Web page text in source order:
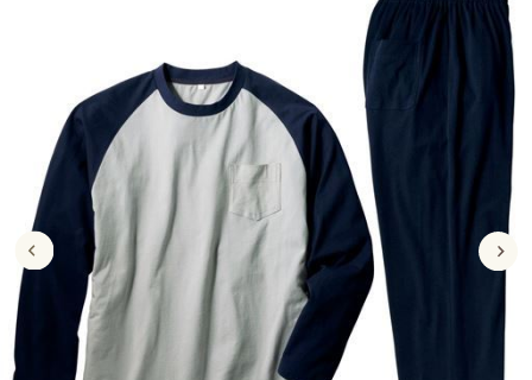
ジュニア・ティーンズ下着
メンズ下着
キッチン・雑貨・日用品
寝具・インテリア・家具通販すべて
家具・収納
寝具・ベッド
カーテン・ラグ・ファブリック
美容・健康
美容・健康通販すべて
美容・健康・サプリメント
制服・スクール
制服・スクールすべて
制服・学生服
ジュニア・ティーンズ下着
大きいサイズ
大きいサイズ通販すべて
大きいサイズ レディース服
バーゲン
バーゲンセール
詳細検索
キッチン・雑貨・日用品
寝具・ベッド
カーテン・ラグ・ファブリック
美容・健康通販すべて
美容・健康・サプリメント
制服・スクール
制服・スクールすべて
制服・学生服
ジュニア・ティーンズ下着
大きいサイズ
大きいサイズ通販すべて
大きいサイズ レディース服
大きいサイズ レディース下着
バーゲン
バーゲンセール
シークレットセール
詳細検索
商品カテゴリ一覧